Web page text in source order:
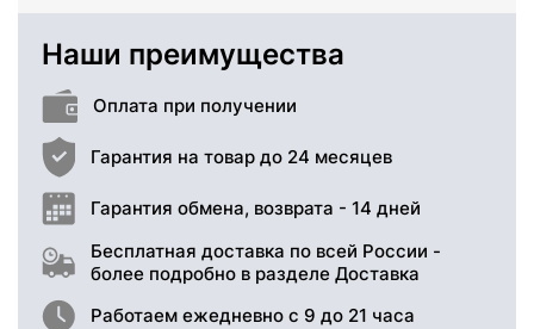
Наши преимущества
Оплата при получении
Гарантия на товар до 24 месяцев
Гарантия обмена, возврата - 14 дней
Бесплатная доставка по всей России -
более подробно в разделе Доставка
Работаем ежедневно с 9 до 21 часа